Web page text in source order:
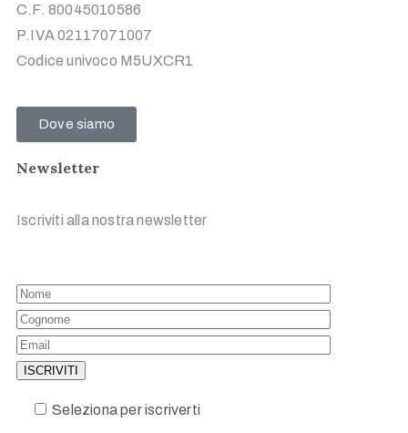
C.F. 80045010586
P.IVA 02117071007
Codice univoco M5UXCR1
Dove siamo
Newsletter
Iscriviti alla nostra newsletter
Seleziona per iscriverti